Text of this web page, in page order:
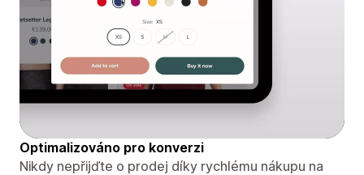
Optimalizováno pro konverzi
Nikdy nepřijďte o prodej díky rychlému nákupu na